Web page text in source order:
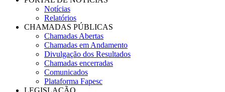
Notícias
Relatórios
CHAMADAS PÚBLICAS
Chamadas Abertas
Chamadas em Andamento
Divulgação dos Resultados
Chamadas encerradas
Comunicados
Plataforma Fapesc
LEGISLAÇÃO